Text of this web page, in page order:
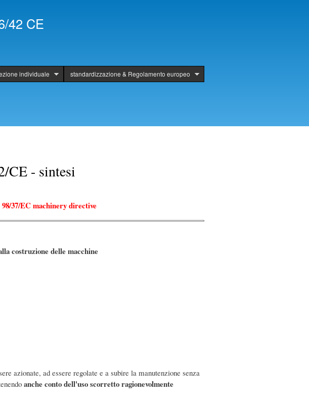
42 CE
individuale
standardizzazione & Regolamento europeo
CE - sintesi
37/EC machinery directive
costruzione delle macchine
azionate, ad essere regolate e a subire la manutenzione senza
anche conto dell'uso scorretto ragionevolmente